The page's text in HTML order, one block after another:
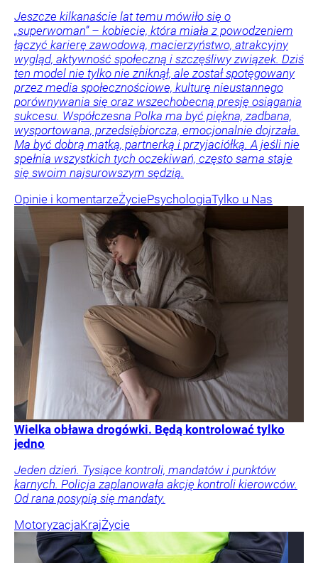
Jeszcze kilkanaście lat temu mówiło się o
„superwoman” – kobiecie, która miała z powodzeniem
łączyć karierę zawodową, macierzyństwo, atrakcyjny
wygląd, aktywność społeczną i szczęśliwy związek. Dziś
ten model nie tylko nie zniknął, ale został spotęgowany
przez media społecznościowe, kulturę nieustannego
porównywania się oraz wszechobecną presję osiągania
sukcesu. Współczesna Polka ma być piękna, zadbana,
wysportowana, przedsiębiorcza, emocjonalnie dojrzała.
Ma być dobrą matką, partnerką i przyjaciółką. A jeśli nie
spełnia wszystkich tych oczekiwań, często sama staje
się swoim najsurowszym sędzią.
Opinie i komentarzeŻyciePsychologiaTylko u Nas
Wielka obława drogówki. Będą kontrolować tylko
jedno
Jeden dzień. Tysiące kontroli, mandatów i punktów
karnych. Policja zaplanowała akcję kontroli kierowców.
Od rana posypią się mandaty.
MotoryzacjaKrajŻycie